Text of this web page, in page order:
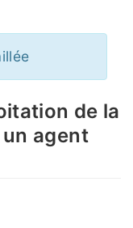
de la
agent